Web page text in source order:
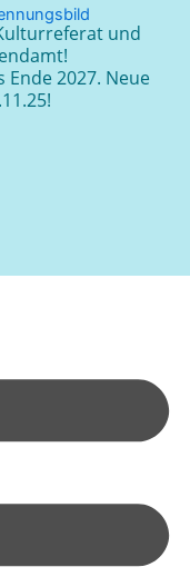
und
2027. Neue